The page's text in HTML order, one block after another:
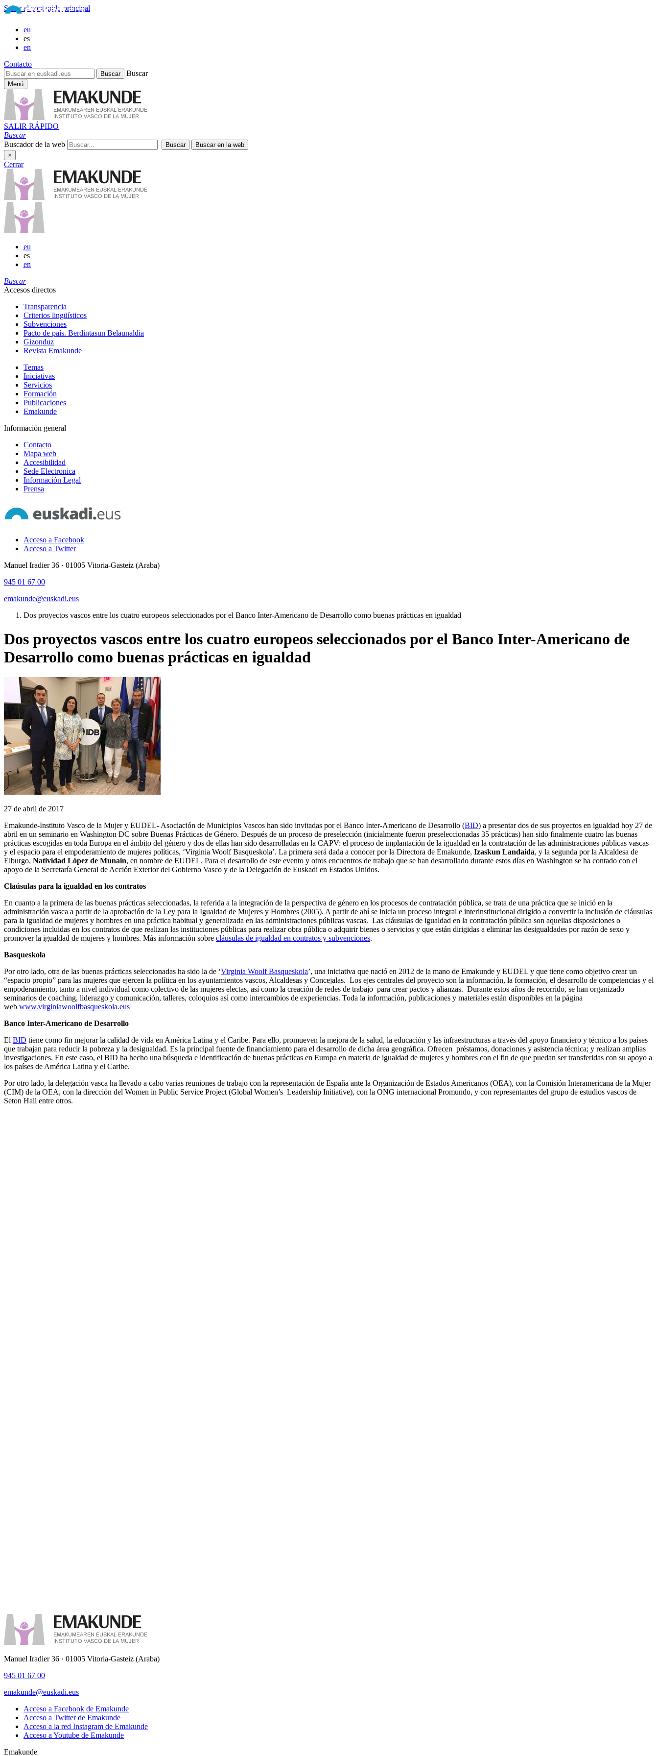
Saltar al contenido principal
eu
es
en
Contacto
Buscar
Menú
SALIR RÁPIDO
Buscar
Buscador de la web
×
Cerrar
eu
es
en
Buscar
Accesos directos
Transparencia
Criterios lingüísticos
Subvenciones
Pacto de país. Berdintasun Belaunaldia
Gizonduz
Revista Emakunde
Temas
Iniciativas
Servicios
Formación
Publicaciones
Emakunde
Información general
Contacto
Mapa web
Accesibilidad
Sede Electronica
Información Legal
Prensa
Acceso a Facebook
Acceso a Twitter
Manuel Iradier 36 · 01005 Vitoria-Gasteiz (Araba)
945 01 67 00
emakunde@euskadi.eus
Dos proyectos vascos entre los cuatro europeos seleccionados por el Banco Inter-Americano de Desarrollo como buenas prácticas en igualdad
Dos proyectos vascos entre los cuatro europeos seleccionados por el Banco Inter-Americano de
Desarrollo como buenas prácticas en igualdad
27 de abril de 2017
Emakunde-Instituto Vasco de la Mujer y EUDEL- Asociación de Municipios Vascos han sido invitadas por el Banco Inter-Americano de Desarrollo (BID) a presentar dos de sus proyectos en igualdad hoy 27 de
abril en un seminario en Washington DC sobre Buenas Prácticas de Género. Después de un proceso de preselección (inicialmente fueron preseleccionadas 35 prácticas) han sido finalmente cuatro las buenas
prácticas escogidas en toda Europa en el ámbito del género y dos de ellas han sido desarrolladas en la CAPV: el proceso de implantación de la igualdad en la contratación de las administraciones públicas vascas
y el espacio para el empoderamiento de mujeres políticas, ‘Virginia Woolf Basqueskola’. La primera será dada a conocer por la Directora de Emakunde, Izaskun Landaida, y la segunda por la Alcaldesa de
Elburgo, Natividad López de Munain, en nombre de EUDEL. Para el desarrollo de este evento y otros encuentros de trabajo que se han desarrollado durante estos días en Washington se ha contado con el
apoyo de la Secretaría General de Acción Exterior del Gobierno Vasco y de la Delegación de Euskadi en Estados Unidos.
Claúsulas para la igualdad en los contratos
En cuanto a la primera de las buenas prácticas seleccionadas, la referida a la integración de la perspectiva de género en los procesos de contratación pública, se trata de una práctica que se inició en la
administración vasca a partir de la aprobación de la Ley para la Igualdad de Mujeres y Hombres (2005). A partir de ahí se inicia un proceso integral e interinstitucional dirigido a convertir la inclusión de cláusulas
para la igualdad de mujeres y hombres en una práctica habitual y generalizada en las administraciones públicas vascas. Las cláusulas de igualdad en la contratación pública son aquellas disposiciones o
condiciones incluidas en los contratos de que realizan las instituciones públicas para realizar obra pública o adquirir bienes o servicios y que están dirigidas a eliminar las desigualdades por razón de sexo y
promover la igualdad de mujeres y hombres. Más información sobre cláusulas de igualdad en contratos y subvenciones.
Basqueskola
Por otro lado, otra de las buenas prácticas seleccionadas ha sido la de ‘Virginia Woolf Basqueskola’, una iniciativa que nació en 2012 de la mano de Emakunde y EUDEL y que tiene como objetivo crear un
“espacio propio” para las mujeres que ejercen la política en los ayuntamientos vascos, Alcaldesas y Concejalas. Los ejes centrales del proyecto son la información, la formación, el desarrollo de competencias y el
empoderamiento, tanto a nivel individual como colectivo de las mujeres electas, así como la creación de redes de trabajo para crear pactos y alianzas. Durante estos años de recorrido, se han organizado
seminarios de coaching, liderazgo y comunicación, talleres, coloquios así como intercambios de experiencias. Toda la información, publicaciones y materiales están disponibles en la página
web www.virginiawoolfbasqueskola.eus
Banco Inter-Americano de Desarrollo
El BID tiene como fin mejorar la calidad de vida en América Latina y el Caribe. Para ello, promueven la mejora de la salud, la educación y las infraestructuras a través del apoyo financiero y técnico a los países
que trabajan para reducir la pobreza y la desigualdad. Es la principal fuente de financiamiento para el desarrollo de dicha área geográfica. Ofrecen préstamos, donaciones y asistencia técnica; y realizan amplias
investigaciones. En este caso, el BID ha hecho una búsqueda e identificación de buenas prácticas en Europa en materia de igualdad de mujeres y hombres con el fin de que puedan ser transferidas con su apoyo a
los países de América Latina y el Caribe.
Por otro lado, la delegación vasca ha llevado a cabo varias reuniones de trabajo con la representación de España ante la Organización de Estados Americanos (OEA), con la Comisión Interamericana de la Mujer
(CIM) de la OEA, con la dirección del Women in Public Service Project (Global Women’s Leadership Initiative), con la ONG internacional Promundo, y con representantes del grupo de estudios vascos de
Seton Hall entre otros.
Manuel Iradier 36 · 01005 Vitoria-Gasteiz (Araba)
945 01 67 00
emakunde@euskadi.eus
Acceso a Facebook de Emakunde
Acceso a Twitter de Emakunde
Acceso a la red Instagram de Emakunde
Acceso a Youtube de Emakunde
Emakunde